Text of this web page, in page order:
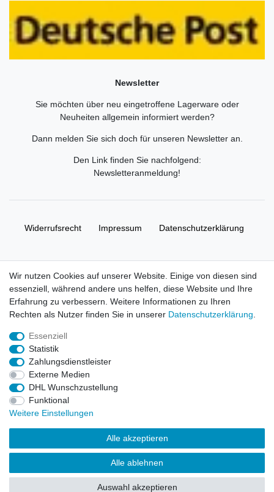
Newsletter
Sie möchten über neu eingetroffene Lagerware oder
Neuheiten allgemein informiert werden?
Dann melden Sie sich doch für unseren Newsletter an.
Den Link finden Sie nachfolgend:
Newsletteranmeldung!
Widerrufs­recht Impressum Daten­schutz­erklärung
© Copyright 2026 | Alle Rechte vorbehalten. HL-
Handelsgesellschaft mbH.
Alle Markennamen, Warenzeichen sowie sämtliche Produktbilder
und Beschreibungen sind Eigentum Ihrer rechtmäßigen
Eigentümer und dienen hier nur der Beschreibung.
Preise nur für registrierte Händler, ansonsten zeigt der Shop 0,00
€
LEGO, das LEGO Logo, die Minifigur, DUPLO, LEGENDS OF
CHIMA, NINJAGO, BIONICLE, MINDSTORMS und MIXELS sind
urheberrechtlich geschützte Markenzeichen der LEGO Gruppe.
Wir nutzen Cookies auf unserer Website. Einige von diesen sind
essenziell, während andere uns helfen, diese Website und Ihre
Erfahrung zu verbessern. Weitere Informationen zu Ihren
Rechten als Nutzer finden Sie in unserer Daten­schutz­erklärung
Essenziell
Statistik
Zahlungsdienstleister
Externe Medien
DHL Wunschzustellung
Funktional
Weitere Einstellungen
Alle akzeptieren
Alle ablehnen
Auswahl akzeptieren